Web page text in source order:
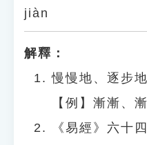
jiàn
解釋：
慢慢地、逐步地
【例】漸漸、
《易經》六十